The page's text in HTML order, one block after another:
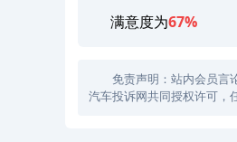
满意度为67%
免责声明：站内会员言
汽车投诉网共同授权许可，